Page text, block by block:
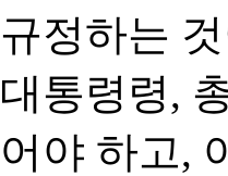
규정하는
대통령령,
어야 하고,